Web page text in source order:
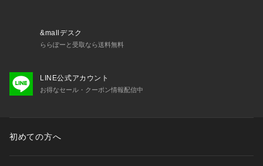
&mallデスク
ららぽーと受取なら送料無料
LINE公式アカウント
お得なセール・クーポン情報配信中
初めての方へ